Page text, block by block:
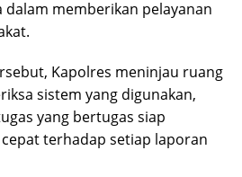
memberikan pelayanan
Kapolres meninjau ruang
sistem yang digunakan,
yang bertugas siap
terhadap setiap laporan